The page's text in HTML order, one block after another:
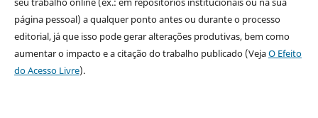
página pessoal) a qualquer ponto antes ou durante o processo
editorial, já que isso pode gerar alterações produtivas, bem como
aumentar o impacto e a citação do trabalho publicado (VejaO Efeito
do Acesso Livre).